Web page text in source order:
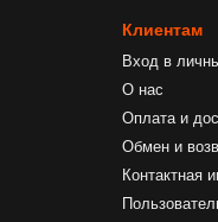
Клиентам
Вход в
О нас
Оплата и
Обмен и
Контактная